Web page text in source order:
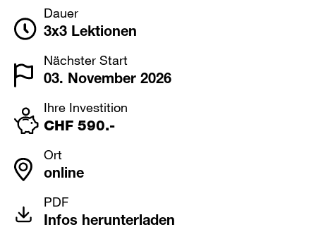
Dauer
3x3 Lektionen
Nächster Start
03. November 2026
Ihre Investition
CHF 590.-
Ort
online
PDF
Infos herunterladen